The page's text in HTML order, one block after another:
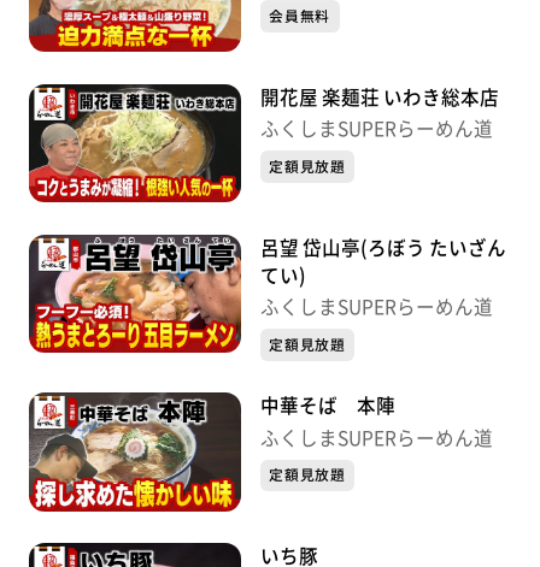
会員無料
開花屋 楽麺荘 いわき総本店
ふくしまSUPERらーめん道
定額見放題
呂望 岱山亭(ろぼう たいざん
てい)
ふくしまSUPERらーめん道
定額見放題
中華そば 本陣
ふくしまSUPERらーめん道
定額見放題
いち豚